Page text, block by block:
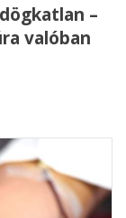
–
valóban